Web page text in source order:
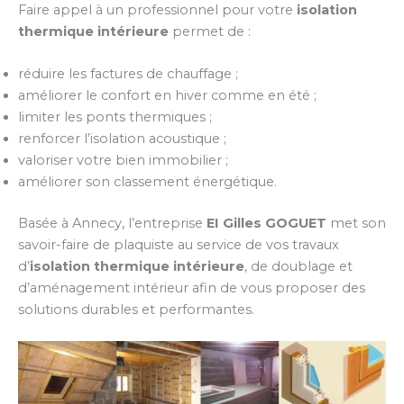
Faire appel à un professionnel pour votre isolation
thermique intérieure permet de :
réduire les factures de chauffage ;
améliorer le confort en hiver comme en été ;
limiter les ponts thermiques ;
renforcer l’isolation acoustique ;
valoriser votre bien immobilier ;
améliorer son classement énergétique.
Basée à Annecy, l’entreprise EI Gilles GOGUET met son
savoir-faire de plaquiste au service de vos travaux
d’isolation thermique intérieure, de doublage et
d’aménagement intérieur afin de vous proposer des
solutions durables et performantes.